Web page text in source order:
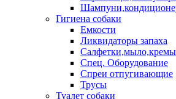
Гигиена собаки
Емкости
Ликвидаторы запаха
Салфетки,мыло,кремы
Спец. Оборудование
Спреи отпугивающие
Трусы
Туалет собаки